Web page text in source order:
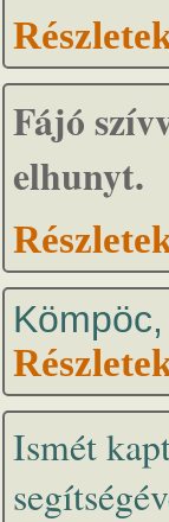
Fájó
elhunyt.
Ismét